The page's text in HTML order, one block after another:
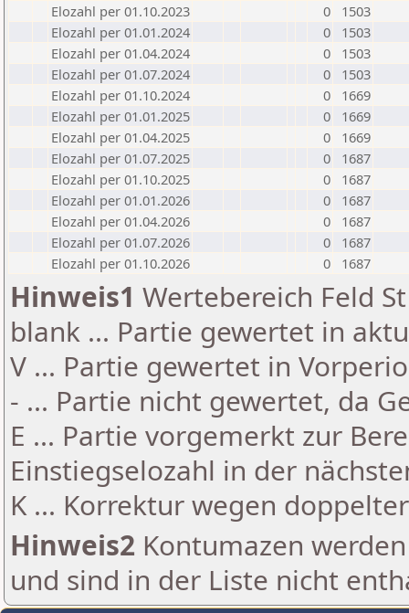
Elozahl per 01.10.2023
0
1503
Elozahl per 01.01.2024
0
1503
Elozahl per 01.04.2024
0
1503
Elozahl per 01.07.2024
0
1503
Elozahl per 01.10.2024
0
1669
Elozahl per 01.01.2025
0
1669
Elozahl per 01.04.2025
0
1669
Elozahl per 01.07.2025
0
1687
Elozahl per 01.10.2025
0
1687
Elozahl per 01.01.2026
0
1687
Elozahl per 01.04.2026
0
1687
Elozahl per 01.07.2026
0
1687
Elozahl per 01.10.2026
0 1687
Hinweis1 Wertebereich Feld
blank ... Partie gewertet in
V ... Partie gewertet in
- ... Partie nicht gewertet, da
E ... Partie vorgemerkt zur
Einstiegselozahl in der
K ... Korrektur wegen
Hinweis2 Kontumazen
und sind in der Liste nicht